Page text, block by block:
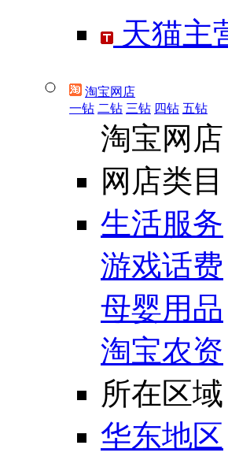
天猫主
淘宝网店
一钻 二钻 三钻 四钻 五钻
淘宝网店
网店类目
生活服务
游戏话费
母婴用品
淘宝农资
所在区域
华东地区